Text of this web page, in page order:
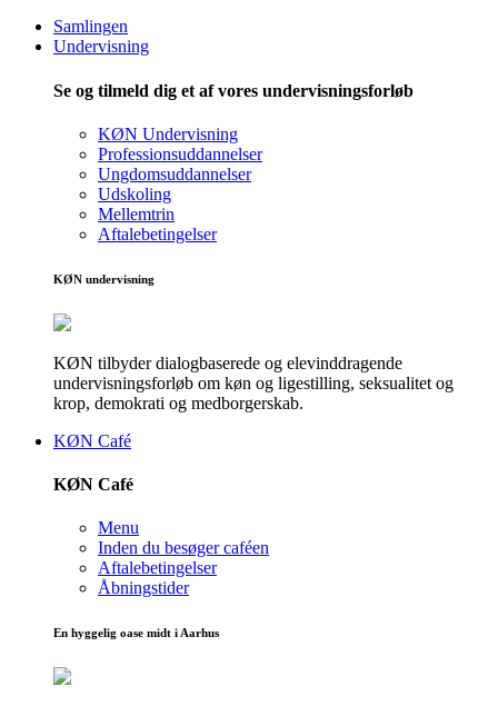
Samlingen
Undervisning
Se og tilmeld dig et af vores undervisningsforløb
KØN Undervisning
Professionsuddannelser
Ungdomsuddannelser
Udskoling
Mellemtrin
Aftalebetingelser
KØN undervisning
KØN tilbyder dialogbaserede og elevinddragende
undervisningsforløb om køn og ligestilling, seksualitet og
krop, demokrati og medborgerskab.
KØN Café
KØN Café
Menu
Inden du besøger caféen
Aftalebetingelser
Åbningstider
En hyggelig oase midt i Aarhus